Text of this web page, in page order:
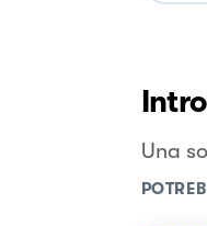
Una